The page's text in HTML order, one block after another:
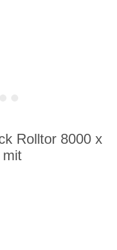
Rolltor 8000 x
mit